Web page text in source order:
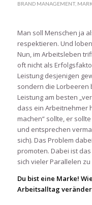
BRAND MANAGEMENT,
Man soll Menschen ja
respektieren. Und
Nun, im Arbeitsleben
oft nicht als
Leistung desjenigen
sondern die Lorbeeren
Leistung am besten
dass ein Arbeitnehmer
machen“ sollte, er
und entsprechen
sich). Das Problem
promoten. Dabei ist
sich vieler Parallelen
Du bist eine Marke!
Arbeitsalltag